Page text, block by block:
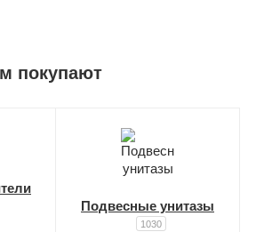
покупают
Подвесные унитазы
1030